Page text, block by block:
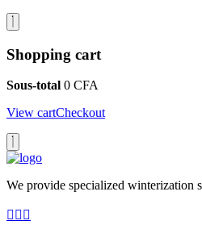
Shopping cart
Sous-total 0 CFA
View cartCheckout
We provide specialized winterization